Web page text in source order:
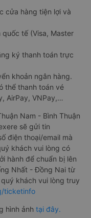
cửa hàng tiện lợi và
tế (Visa, Master
ký thanh toán trực
khoản ngân hàng.
thể thanh toán vé
AirPay, VNPay,…
Nam - Bình Thuận
sẽ gửi tin
điện thoại/email mà
khách vui lòng có
hành để chuẩn bị lên
Nhất - Đồng Nai từ
khách vui lòng truy
ticketinfo
hình ảnh tại đây.